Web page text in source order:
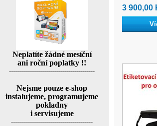
Neplatíte žádné mesíční
ani roční poplatky !!
-------------------------------------------
Nejsme pouze e-shop
instalujeme, programujeme
pokladny
i servisujeme
-----------------------------------------
3 900,00